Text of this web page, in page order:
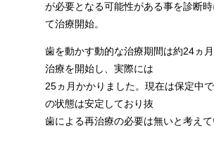
が必要となる可能性がある事を診断
て治療開始。
歯を動かす動的な治療期間は約24ヵ
治療を開始し、実際には
25ヵ月かかりました。現在は保定中
の状態は安定しており抜
歯による再治療の必要は無いと考えて